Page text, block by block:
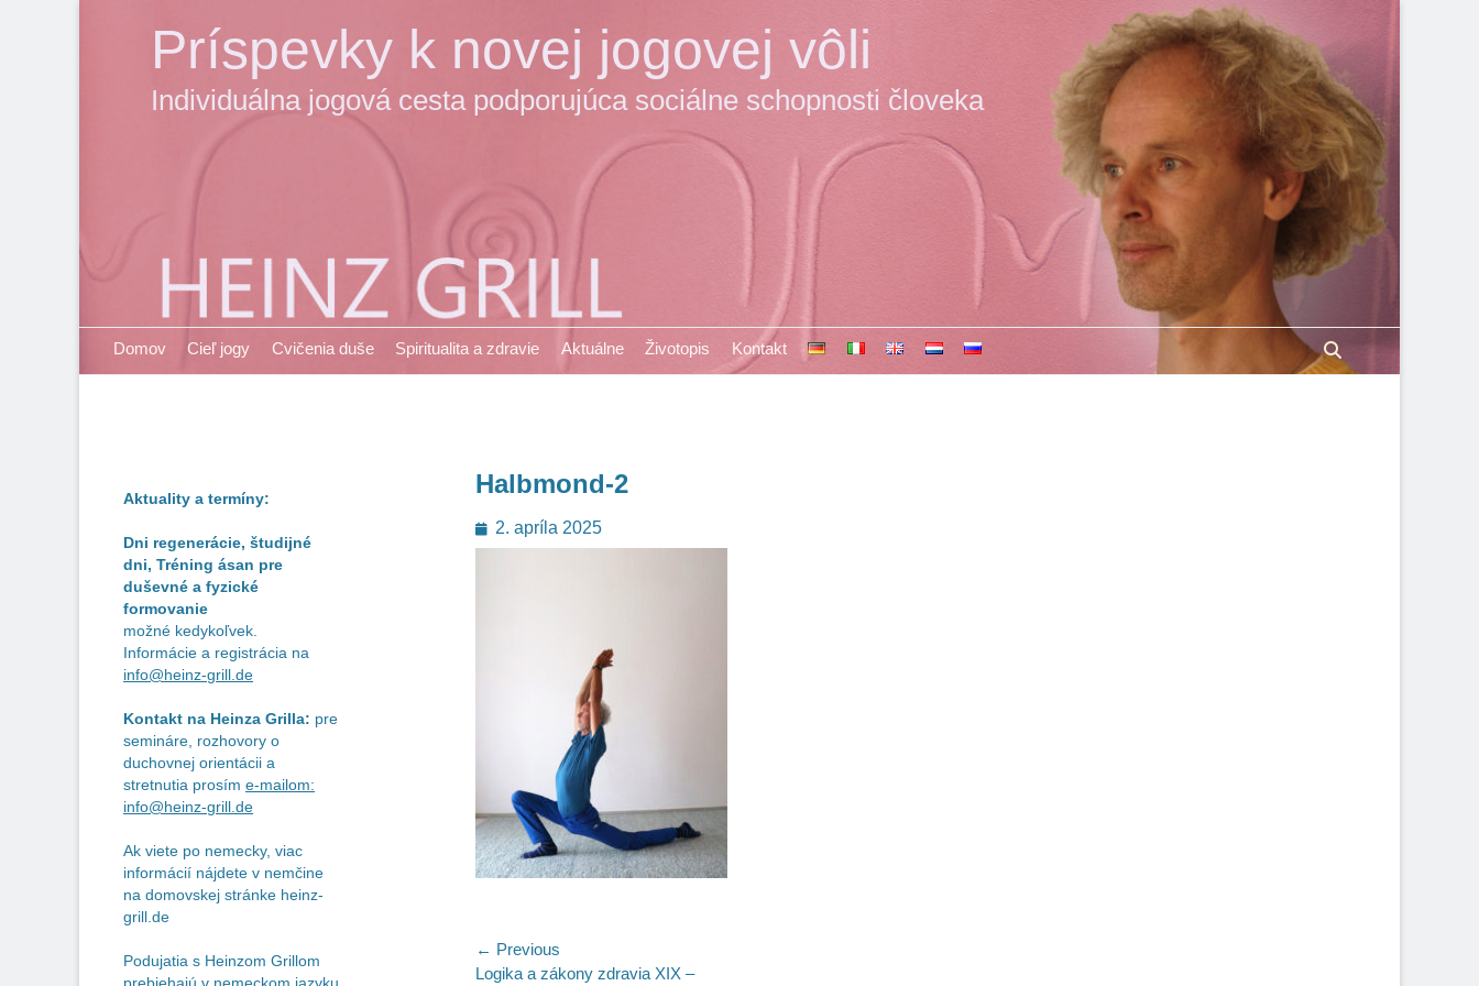
Príspevky k novej jogovej vôli
Individuálna jogová cesta podporujúca sociálne schopnosti človeka
Primary Menu
SkipDomov Cieľ jogy Cvičenia duše Spiritualita a zdravie Aktuálne Životopis Kontakt
Halbmond-2
Posted
2. apríla 2025
Navigácia
← Previous
Previous
Logika a zákony zdravia XIX –
Aktuality a termíny:
Dni regenerácie, študijné
dni, Tréning ásan pre
duševné a fyzické
formovanie
možné kedykoľvek.
Informácie a registrácia na
info@heinz-grill.de
Kontakt na Heinza Grilla: pre
semináre, rozhovory o
duchovnej orientácii a
stretnutia prosím e-mailom:
info@heinz-grill.de
Ak viete po nemecky, viac
informácií nájdete v nemčine
na domovskej stránke heinz-
grill.de
Podujatia s Heinzom Grillom